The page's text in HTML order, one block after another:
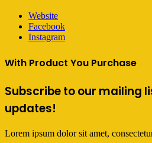
Website
Facebook
Instagram
With Product You Purchase
Subscribe to our mailing
updates!
Lorem ipsum dolor sit amet,